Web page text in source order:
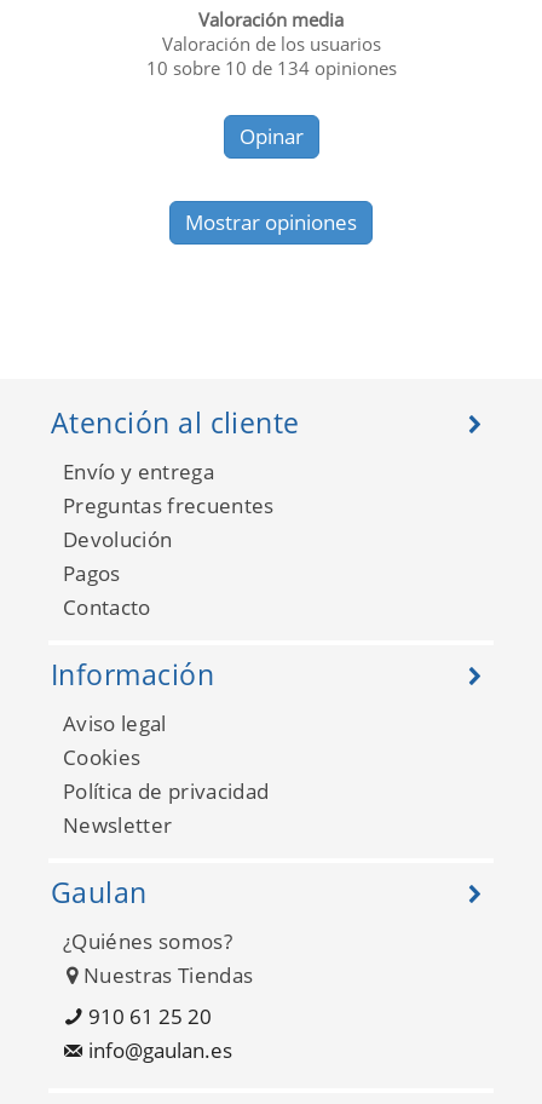
Valoración media
Valoración de los usuarios
10 sobre 10 de 134opiniones
Opinar
Mostrar opiniones
Atención al cliente
Envío y entrega
Preguntas frecuentes
Devolución
Pagos
Contacto
Información
Aviso legal
Cookies
Política de privacidad
Newsletter
Gaulan
¿Quiénes somos?
Nuestras Tiendas
910 61 25 20
info@gaulan.es